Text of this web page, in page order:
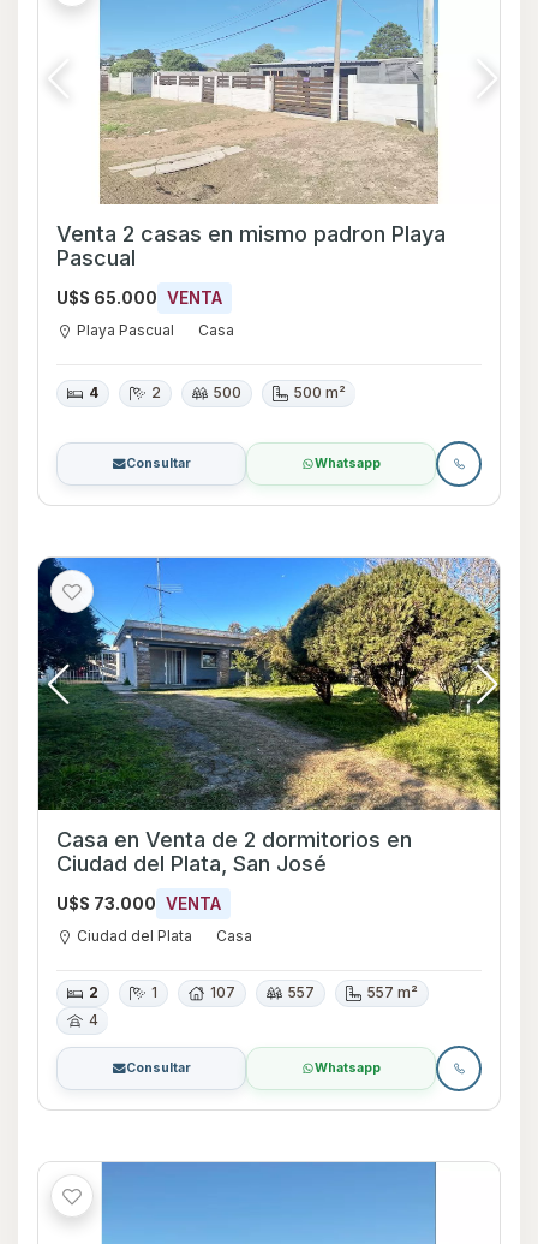
Venta 2 casas en mismo padron Playa
Pascual
U$S 65.000 VENTA
Playa Pascual Casa
4 2 500 500 m²
Consultar Whatsapp
Casa en Venta de 2 dormitorios en
Ciudad del Plata, San José
U$S 73.000 VENTA
Ciudad del Plata Casa
2 1 107 557
557 m²
4
Consultar Whatsapp